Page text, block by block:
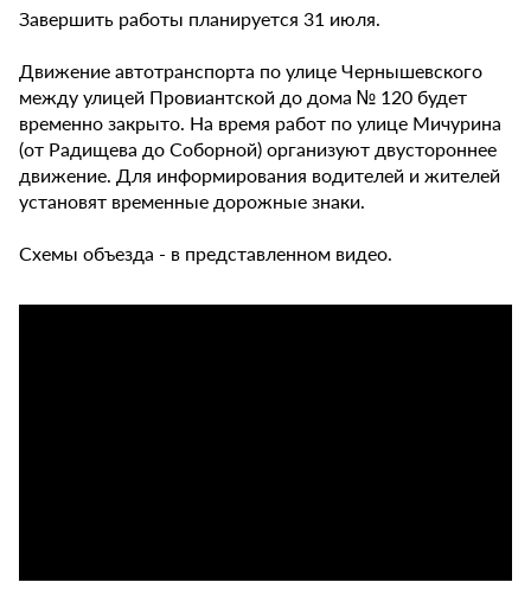
Завершить работы планируется 31 июля.
Движение автотранспорта по улице Чернышевского
между улицей Провиантской до дома № 120 будет
временно закрыто. На время работ по улице Мичурина
(от Радищева до Соборной) организуют двустороннее
движение. Для информирования водителей и жителей
установят временные дорожные знаки.
Схемы объезда - в представленном видео.